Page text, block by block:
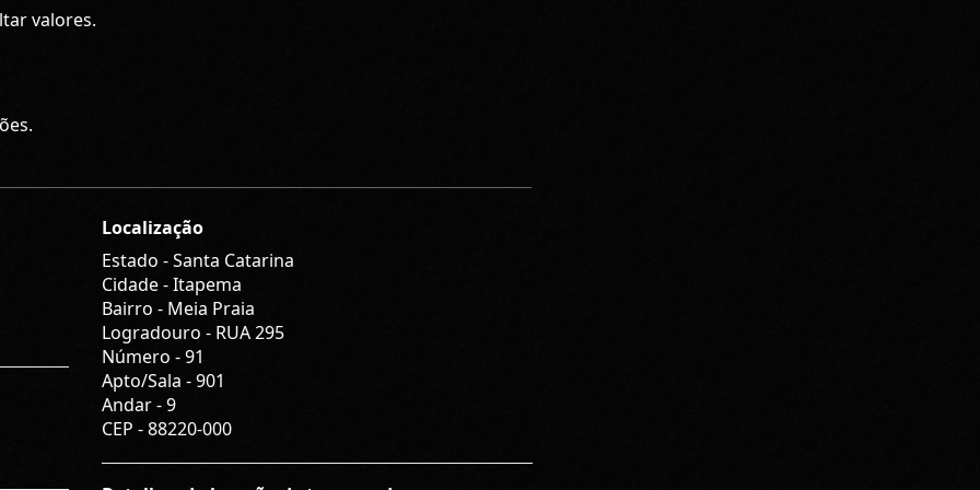
valores.
Localização
Estado -Santa Catarina
Cidade -Itapema
Bairro - Meia Praia
Logradouro - RUA 295
Número -91
Apto/Sala -901
Andar -9
CEP -88220-000